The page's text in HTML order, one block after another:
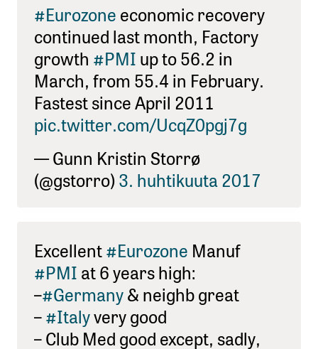
#Eurozoneeconomic recovery
continued last month, Factory
growth #PMIup to 56.2 in
March, from 55.4 in February.
Fastest since April 2011
pic.twitter.com/UcqZ0pgj7g
— Gunn Kristin Storrø
(@gstorro)3. huhtikuuta 2017
Excellent#Eurozone Manuf
#PMIat 6 years high:
–#Germany& neighb great
–#Italyvery good
– Club Med good except, sadly,